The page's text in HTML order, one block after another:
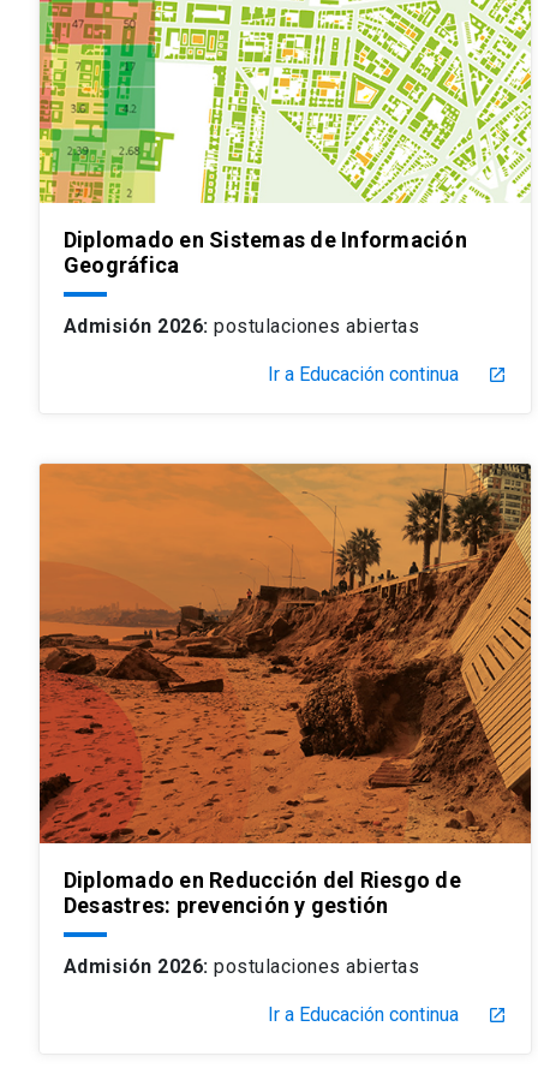
Diplomado en Sistemas de Información
Geográfica
Admisión 2026: postulaciones abiertas
Ir a Educación continua launch
Diplomado en Reducción del Riesgo de
Desastres: prevención y gestión
Admisión 2026: postulaciones abiertas
Ir a Educación continua launch